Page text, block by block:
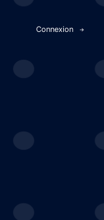
Connexion